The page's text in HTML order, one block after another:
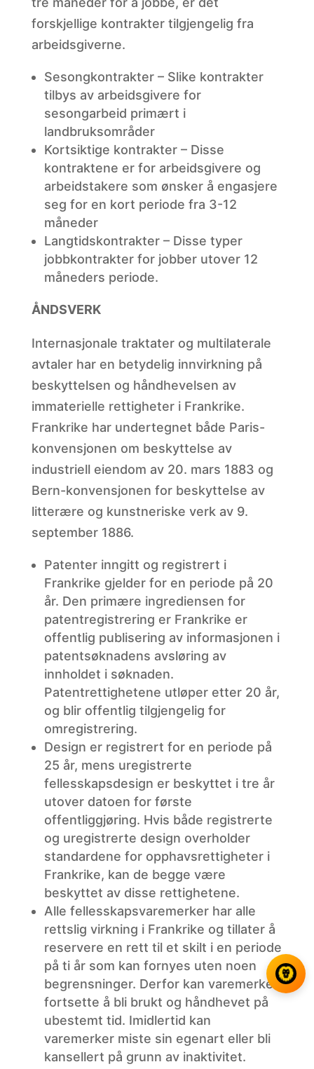
forskjellige kontrakter tilgjengelig fra
arbeidsgiverne.
Sesongkontrakter – Slike kontrakter
tilbys av arbeidsgivere for
sesongarbeid primært i
landbruksområder
Kortsiktige kontrakter – Disse
kontraktene er for arbeidsgivere og
arbeidstakere som ønsker å engasjere
seg for en kort periode fra 3-12
måneder
Langtidskontrakter – Disse typer
jobbkontrakter for jobber utover 12
måneders periode.
ÅNDSVERK
Internasjonale traktater og multilaterale
avtaler har en betydelig innvirkning på
beskyttelsen og håndhevelsen av
immaterielle rettigheter i Frankrike.
Frankrike har undertegnet både Paris-
konvensjonen om beskyttelse av
industriell eiendom av 20. mars 1883 og
Bern-konvensjonen for beskyttelse av
litterære og kunstneriske verk av 9.
september 1886.
Patenter inngitt og registrert i
Frankrike gjelder for en periode på 20
år. Den primære ingrediensen for
patentregistrering er Frankrike er
offentlig publisering av informasjonen i
patentsøknadens avsløring av
innholdet i søknaden.
Patentrettighetene utløper etter 20 år,
og blir offentlig tilgjengelig for
omregistrering.
Design er registrert for en periode på
25 år, mens uregistrerte
fellesskapsdesign er beskyttet i tre år
utover datoen for første
offentliggjøring. Hvis både registrerte
og uregistrerte design overholder
standardene for opphavsrettigheter i
Frankrike, kan de begge være
beskyttet av disse rettighetene.
Alle fellesskapsvaremerker har alle
rettslig virkning i Frankrike og tillater å
reservere en rett til et skilt i en periode
på ti år som kan fornyes uten noen
begrensninger. Derfor kan varemerker
fortsette å bli brukt og håndhevet på
ubestemt tid. Imidlertid kan
varemerker miste sin egenart eller bli
kansellert på grunn av inaktivitet.